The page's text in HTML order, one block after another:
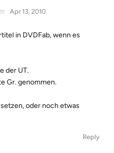
Apr 13, 2010
in DVDFab, wenn es
der UT.
Gr. genommen.
oder noch etwas
Reply